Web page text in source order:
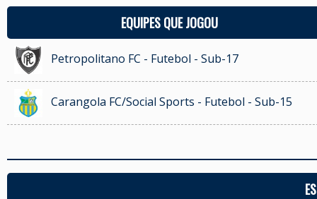
EQUIPES QUE JOGOU
Petropolitano FC - Futebol - Sub-17
Carangola FC/Social Sports - Futebol - Sub-15